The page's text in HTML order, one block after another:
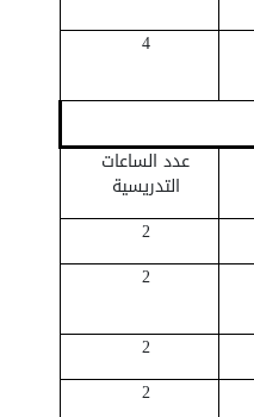
4
عدد الساعات
التدريسية
2
2
2
2